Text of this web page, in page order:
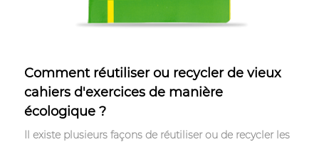
Comment réutiliser ou recycler de vieux
cahiers d'exercices de manière
écologique ?
Il existe plusieurs façons de réutiliser ou de recycler les